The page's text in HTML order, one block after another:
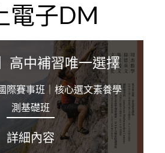
電子DM
高中補習唯一選擇
際賽事班｜核心選文素養學
測基礎班
詳細內容